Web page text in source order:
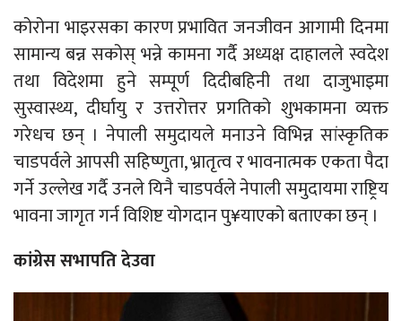
कोरोना भाइरसका कारण प्रभावित जनजीवन आगामी दिनमा
सामान्य बन्न सकोस् भन्ने कामना गर्दै अध्यक्ष दाहालले स्वदेश
तथा विदेशमा हुने सम्पूर्ण दिदीबहिनी तथा दाजुभाइमा
सुस्वास्थ्य, दीर्घायु र उत्तरोत्तर प्रगतिको शुभकामना व्यक्त
गरेधच छन् । नेपाली समुदायले मनाउने विभिन्न सांस्कृतिक
चाडपर्वले आपसी सहिष्णुता, भ्रातृत्व र भावनात्मक एकता पैदा
गर्ने उल्लेख गर्दै उनले यिनै चाडपर्वले नेपाली समुदायमा राष्ट्रिय
भावना जागृत गर्न विशिष्ट योगदान पु¥याएको बताएका छन् ।
कांग्रेस सभापति देउवा